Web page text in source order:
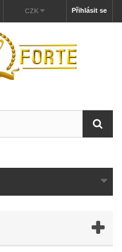
Přihlásit se
CZK